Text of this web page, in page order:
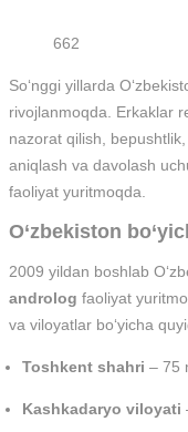
662
So‘nggi yillarda
rivojlanmoqda. Erkaklar
nazorat qilish,
aniqlash va davolash
faoliyat yuritmoqda.
O‘zbekiston
2009 yildan boshlab
androlog faoliyat
va viloyatlar bo‘yicha
Toshkent shahri – 75
Kashkadaryo viloyati